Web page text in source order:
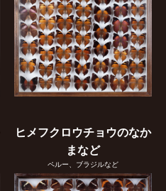
ヒメフクロウチョウのなか
まなど
ペルー、ブラジルなど